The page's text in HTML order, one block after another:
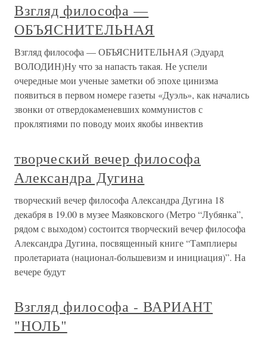
Взгляд философа —
ОБЪЯСНИТЕЛЬНАЯ
Взгляд философа — ОБЪЯСНИТЕЛЬНАЯ (Эдуард
ВОЛОДИН)Ну что за напасть такая. Не успели
очередные мои ученые заметки об эпохе цинизма
появиться в первом номере газеты «Дуэль», как начались
звонки от отвердокаменевших коммунистов с
проклятиями по поводу моих якобы инвектив
творческий вечер философа
Александра Дугина
творческий вечер философа Александра Дугина 18
декабря в 19.00 в музее Маяковского (Метро “Лубянка”,
рядом с выходом) состоится творческий вечер философа
Александра Дугина, посвященный книге “Тамплиеры
пролетариата (национал-большевизм и инициация)”. На
вечере будут
Взгляд философа - ВАРИАНТ
"НОЛЬ"